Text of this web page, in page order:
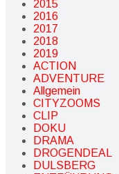
2015
2016
2017
2018
2019
ACTION
ADVENTURE
Allgemein
CITYZOOMS
CLIP
DOKU
DRAMA
DROGENDEAL
DULSBERG